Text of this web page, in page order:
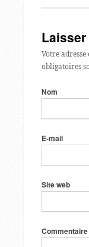
Votre
obligatoires
Nom
E-mail
Site web
Commentaire